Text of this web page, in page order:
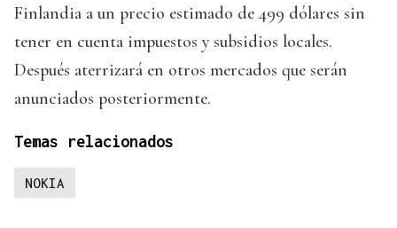
Finlandia a un precio estimado de 499 dólares sin
tener en cuenta impuestos y subsidios locales.
Después aterrizará en otros mercados que serán
anunciados posteriormente.
Temas relacionados
NOKIA